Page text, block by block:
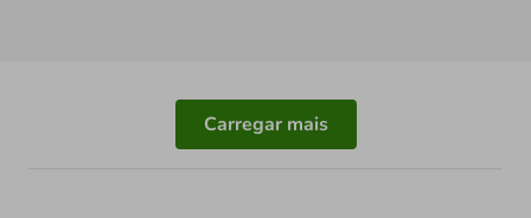
Carregar mais